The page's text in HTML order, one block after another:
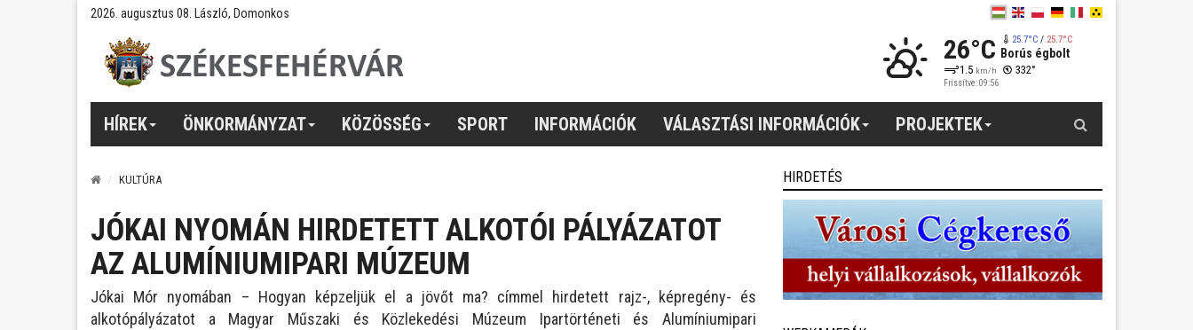
2026. augusztus 08. László, Domonkos
26°C 25.7°C/ 25.7°C
Borús égbolt
1.5 km/h 332°
Frissítve: 09:56
HÍREK ÖNKORMÁNYZAT KÖZÖSSÉG SPORT INFORMÁCIÓK VÁLASZTÁSI INFORMÁCIÓK PROJEKTEK
KULTÚRA
JÓKAI NYOMÁN HIRDETETT ALKOTÓI PÁLYÁZATOT
AZ ALUMÍNIUMIPARI MÚZEUM
Jókai Mór nyomában – Hogyan képzeljük el a jövőt ma? címmel hirdetett rajz-, képregény- és
alkotópályázatot a Magyar Műszaki és Közlekedési Múzeum Ipartörténeti és Alumíniumipari
HIRDETÉS